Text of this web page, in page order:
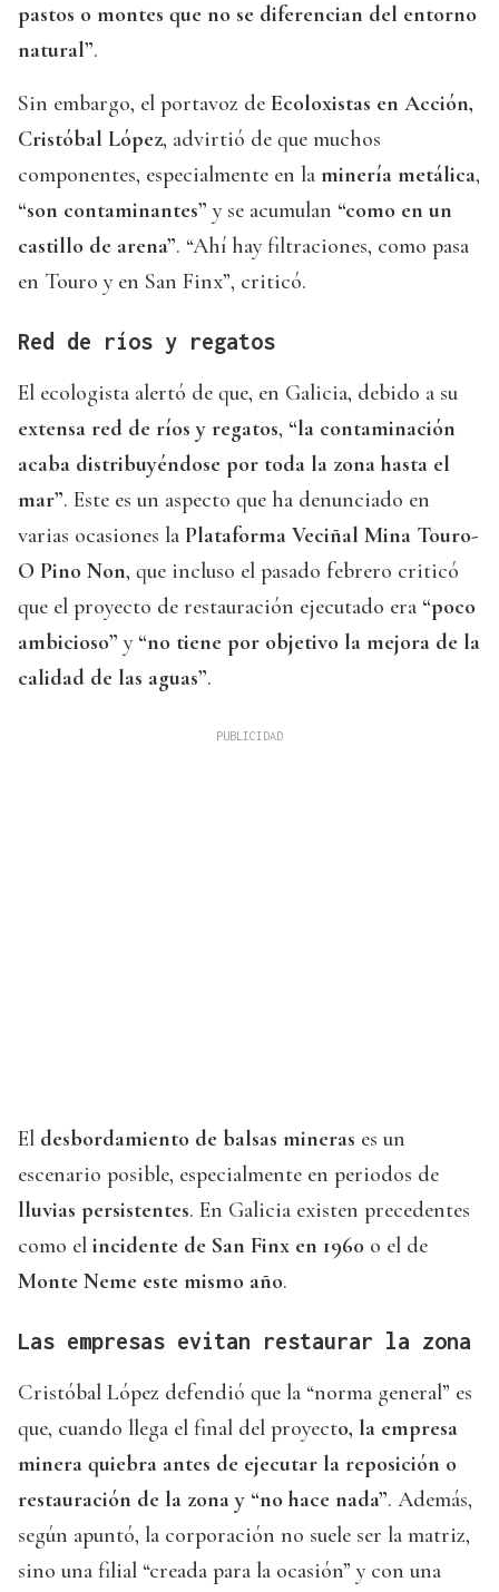
pastos o montes que no se diferencian del entorno
natural”.
Sin embargo, el portavoz de Ecoloxistas en Acción,
Cristóbal López, advirtió de que muchos
componentes, especialmente en la minería metálica,
“son contaminantes” y se acumulan “como en un
castillo de arena”. “Ahí hay filtraciones, como pasa
en Touro y en San Finx”, criticó.
Red de ríos y regatos
El ecologista alertó de que, en Galicia, debido a su
extensa red de ríos y regatos, “la contaminación
acaba distribuyéndose por toda la zona hasta el
mar”. Este es un aspecto que ha denunciado en
varias ocasiones la Plataforma Veciñal Mina Touro-
O Pino Non, que incluso el pasado febrero criticó
que el proyecto de restauración ejecutado era “poco
ambicioso” y “no tiene por objetivo la mejora de la
calidad de las aguas”.
El desbordamiento de balsas mineras es un
escenario posible, especialmente en periodos de
lluvias persistentes. En Galicia existen precedentes
como el incidente de San Finx en 1960 o el de
Monte Neme este mismo año.
Las empresas evitan restaurar la zona
Cristóbal López defendió que la “norma general” es
que, cuando llega el final del proyecto, la empresa
minera quiebra antes de ejecutar la reposición o
restauración de la zona y “no hace nada”. Además,
según apuntó, la corporación no suele ser la matriz,
sino una filial “creada para la ocasión” y con una